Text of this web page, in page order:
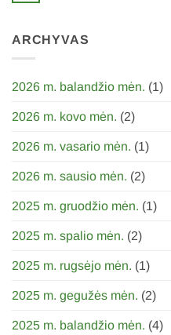
Sausio
35m.
ARCHYVAS
2026 m. balandžio mėn. (1)
2026 m. kovo mėn. (2)
2026 m. vasario mėn. (1)
2026 m. sausio mėn. (2)
2025 m. gruodžio mėn. (1)
2025 m. spalio mėn. (2)
2025 m. rugsėjo mėn. (1)
2025 m. gegužės mėn. (2)
2025 m. balandžio mėn. (4)